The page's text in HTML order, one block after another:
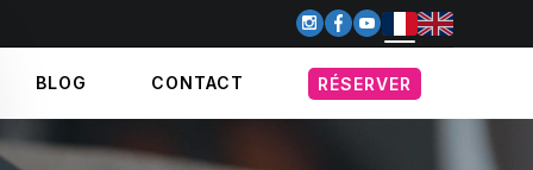
BLOG CONTACT RÉSERVER